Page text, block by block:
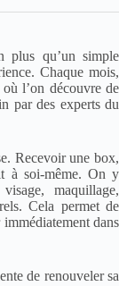
plus qu’un simple
Chaque mois,
l’on découvre de
par des experts du
Recevoir une box,
à soi-même. On y
maquillage,
Cela permet de
dans
de renouveler sa